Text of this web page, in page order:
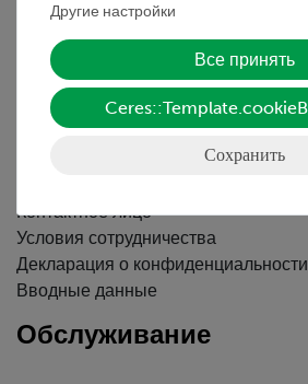
Nach oben
Контактное лицо
Условия сотрудничества
Декларация о конфиденциальности
Вводные данные
Обслуживание
Другие настройки
Все принять
Сохранить